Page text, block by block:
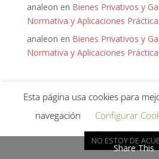
analeon en Bienes Privativos y
Normativa y Aplicaciones
analeon en Bienes Privativos y
Normativa y Aplicaciones
Diseñado porKeep it Virtual
Política de
Esta página usa cookies para
navegación
Configurar
NO ESTOY DE
Share This
¡Hola! ¿Puedo